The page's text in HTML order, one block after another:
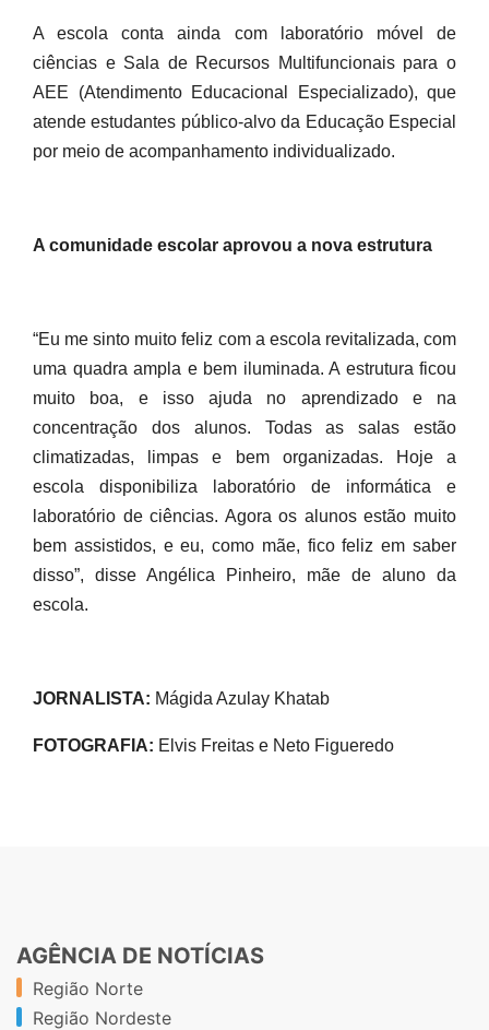
A escola conta ainda com laboratório móvel de
ciências e Sala de Recursos Multifuncionais para o
AEE (Atendimento Educacional Especializado), que
atende estudantes público-alvo da Educação Especial
por meio de acompanhamento individualizado.
A comunidade escolar aprovou a nova estrutura
“Eu me sinto muito feliz com a escola revitalizada, com
uma quadra ampla e bem iluminada. A estrutura ficou
muito boa, e isso ajuda no aprendizado e na
concentração dos alunos. Todas as salas estão
climatizadas, limpas e bem organizadas. Hoje a
escola disponibiliza laboratório de informática e
laboratório de ciências. Agora os alunos estão muito
bem assistidos, e eu, como mãe, fico feliz em saber
disso”, disse Angélica Pinheiro, mãe de aluno da
escola.
JORNALISTA: Mágida Azulay Khatab
FOTOGRAFIA: Elvis Freitas e Neto Figueredo
AGÊNCIA DE NOTÍCIAS
Região Norte
Região Nordeste